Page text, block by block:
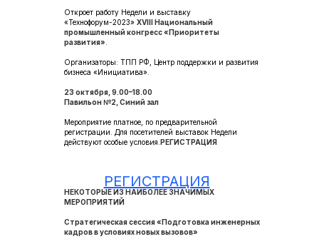
Откроет работу Недели и выставку
«Технофорум-2023» XVIII Национальный
промышленный конгресс «Приоритеты
развития»
Организаторы: ТПП РФ, Центр поддержки и развития
бизнеса «Инициатива».
23 октября, 9.00–18.00
Павильон №2, Синий зал
Мероприятие платное, по предварительной
регистрации. Для посетителей выставок Недели
действуют особые условия. РЕГИСТРАЦИЯ
НЕКОТОРЫЕ ИЗ НАИБОЛЕЕ ЗНАЧИМЫХ
МЕРОПРИЯТИЙ
Стратегическая сессия «Подготовка инженерных
кадров в условиях новых вызовов»
РЕГИСТРАЦИЯ